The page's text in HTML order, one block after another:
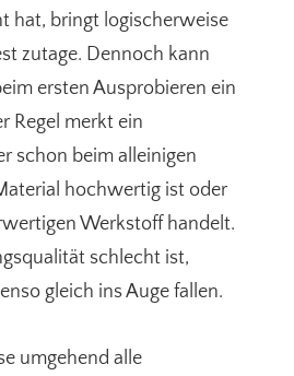
hat, bringt logischerweise
zutage. Dennoch kann
ersten Ausprobieren ein
Regel merkt ein
schon beim alleinigen
hochwertig ist oder
Werkstoff handelt.
schlecht ist,
gleich ins Auge fallen.
umgehend alle